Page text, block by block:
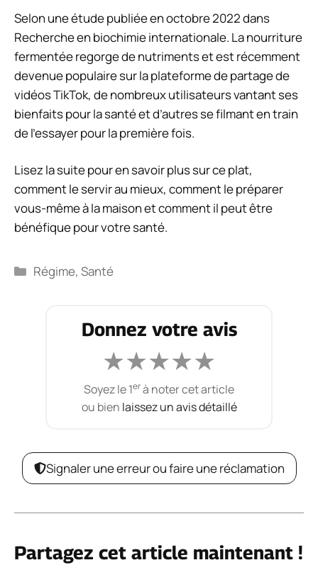
Selon une étude publiée en octobre 2022 dans
Recherche en biochimie internationale. La nourriture
fermentée regorge de nutriments et est récemment
devenue populaire sur la plateforme de partage de
vidéos TikTok, de nombreux utilisateurs vantant ses
bienfaits pour la santé et d’autres se filmant en train
de l’essayer pour la première fois.
Lisez la suite pour en savoir plus sur ce plat,
comment le servir au mieux, comment le préparer
vous-même à la maison et comment il peut être
bénéfique pour votre santé.
Catégories
Régime,Santé
Donnez votre avis
★★★★★
Soyez le 1erà noter cet article
ou bien laissez un avis détaillé
Signaler une erreur ou faire une réclamation
Partagez cet article maintenant !